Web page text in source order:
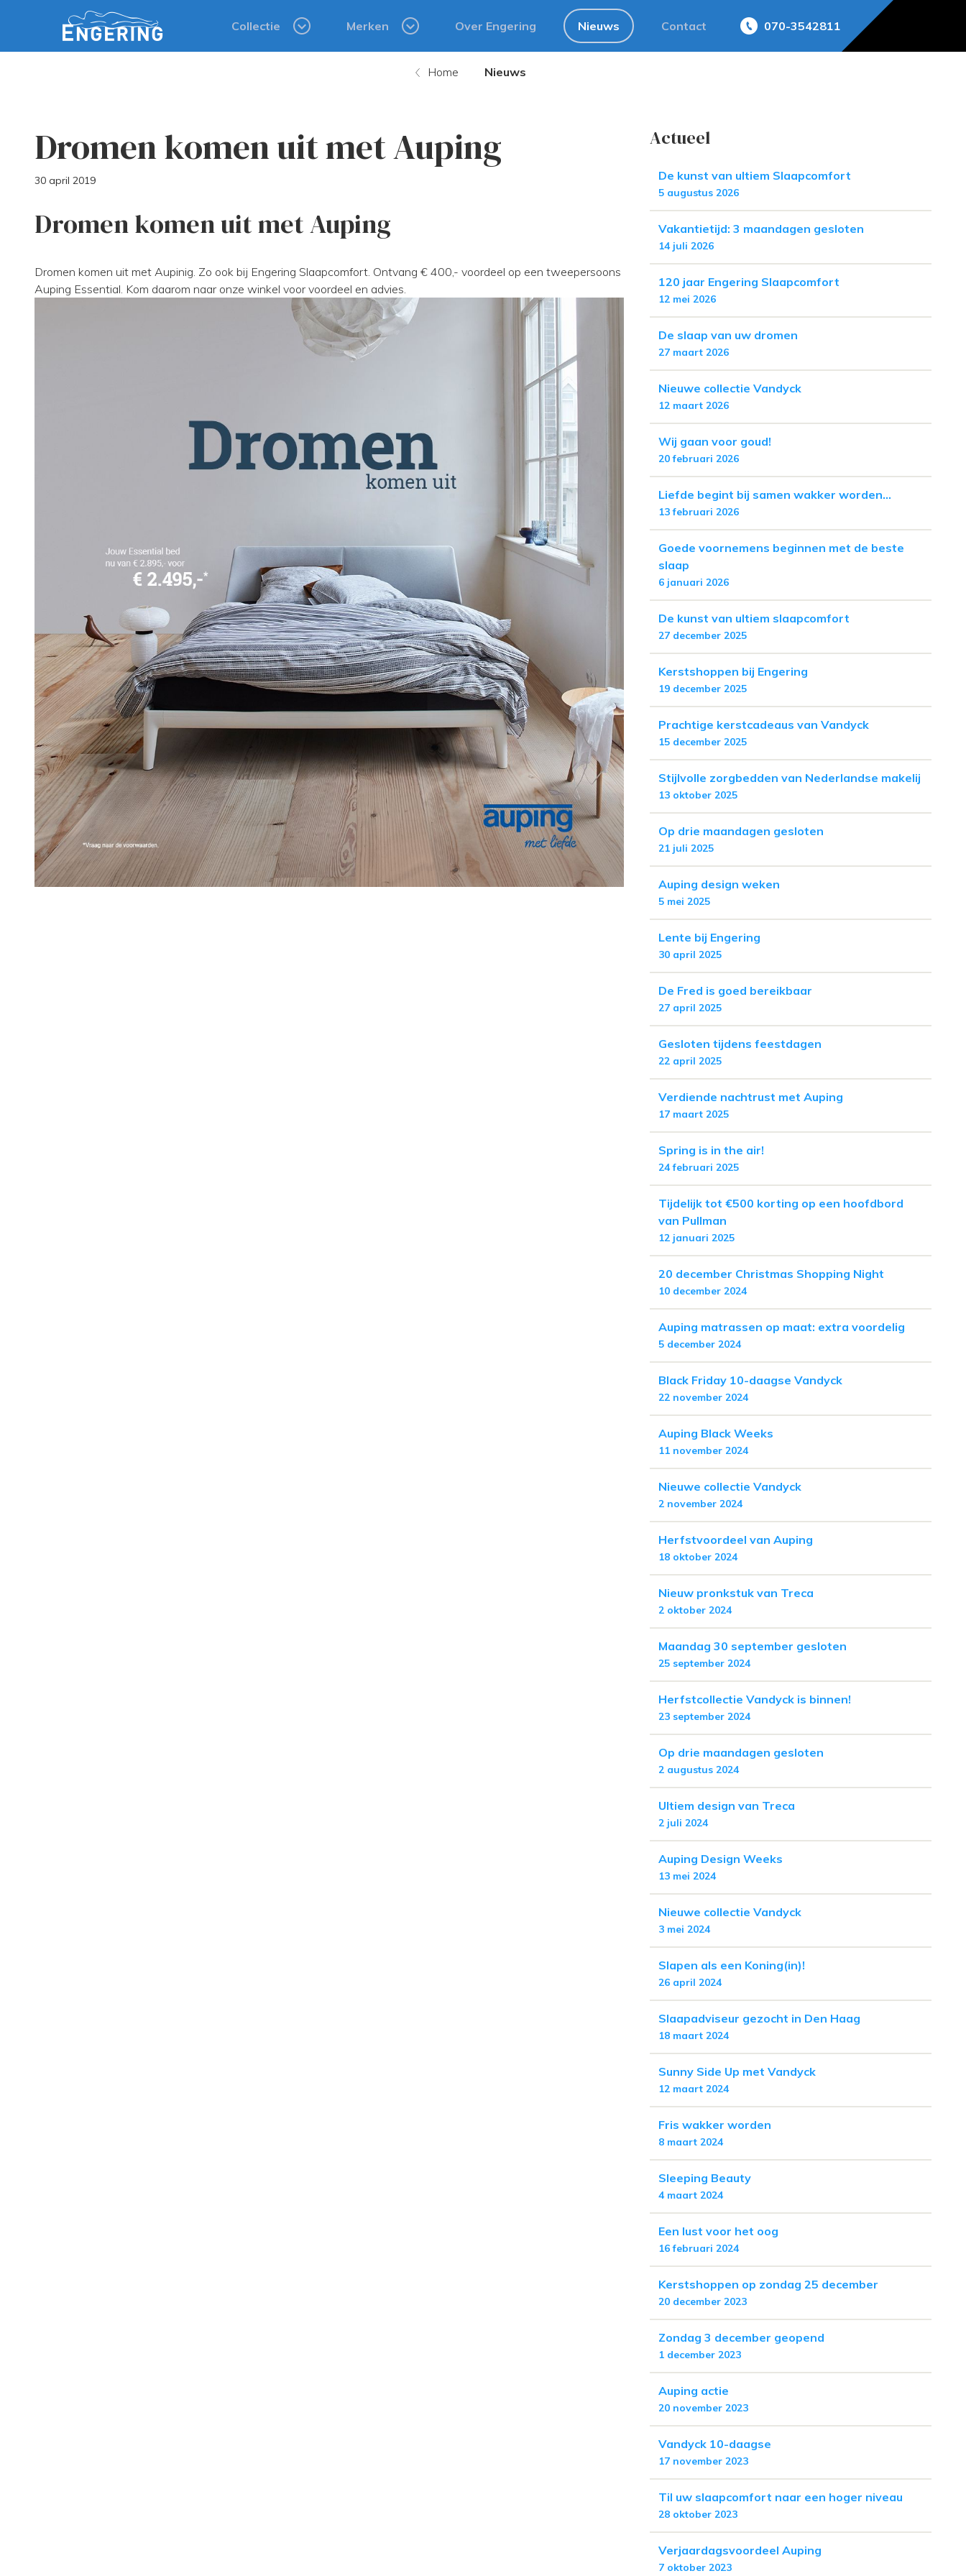
070-3542811
Collectie Merken Over Engering Nieuws Contact
Home Nieuws
Dromen komen uit met Auping
30 april 2019
Dromen komen uit met Auping
Dromen komen uit met Aupinig. Zo ook bij Engering Slaapcomfort. Ontvang € 400,- voordeel op een tweepersoons
Auping Essential. Kom daarom naar onze winkel voor voordeel en advies.
Actueel
De kunst van ultiem Slaapcomfort
5 augustus 2026
Vakantietijd: 3 maandagen gesloten
14 juli 2026
120 jaar Engering Slaapcomfort
12 mei 2026
De slaap van uw dromen
27 maart 2026
Nieuwe collectie Vandyck
12 maart 2026
Wij gaan voor goud!
20 februari 2026
Liefde begint bij samen wakker worden...
13 februari 2026
Goede voornemens beginnen met de beste
slaap
6 januari 2026
De kunst van ultiem slaapcomfort
27 december 2025
Kerstshoppen bij Engering
19 december 2025
Prachtige kerstcadeaus van Vandyck
15 december 2025
Stijlvolle zorgbedden van Nederlandse makelij
13 oktober 2025
Op drie maandagen gesloten
21 juli 2025
Auping design weken
5 mei 2025
Lente bij Engering
30 april 2025
De Fred is goed bereikbaar
27 april 2025
Gesloten tijdens feestdagen
22 april 2025
Verdiende nachtrust met Auping
17 maart 2025
Spring is in the air!
24 februari 2025
Tijdelijk tot €500 korting op een hoofdbord
van Pullman
12 januari 2025
20 december Christmas Shopping Night
10 december 2024
Auping matrassen op maat: extra voordelig
5 december 2024
Black Friday 10-daagse Vandyck
22 november 2024
Auping Black Weeks
11 november 2024
Nieuwe collectie Vandyck
2 november 2024
Herfstvoordeel van Auping
18 oktober 2024
Nieuw pronkstuk van Treca
2 oktober 2024
Maandag 30 september gesloten
25 september 2024
Herfstcollectie Vandyck is binnen!
23 september 2024
Op drie maandagen gesloten
2 augustus 2024
Ultiem design van Treca
2 juli 2024
Auping Design Weeks
13 mei 2024
Nieuwe collectie Vandyck
3 mei 2024
Slapen als een Koning(in)!
26 april 2024
Slaapadviseur gezocht in Den Haag
18 maart 2024
Sunny Side Up met Vandyck
12 maart 2024
Fris wakker worden
8 maart 2024
Sleeping Beauty
4 maart 2024
Een lust voor het oog
16 februari 2024
Kerstshoppen op zondag 25 december
20 december 2023
Zondag 3 december geopend
1 december 2023
Auping actie
20 november 2023
Vandyck 10-daagse
17 november 2023
Til uw slaapcomfort naar een hoger niveau
28 oktober 2023
Verjaardagsvoordeel Auping
7 oktober 2023